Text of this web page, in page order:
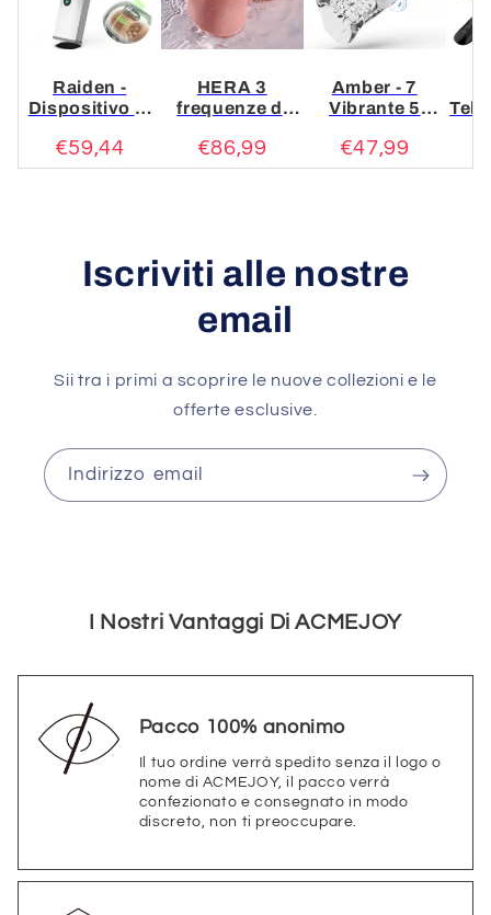
Raiden -
Dispositivo di
per pompini a
doppia testa 7
€59,44
HERA 3
frequenze di
frequenze di
vibrazione
€86,99
Amber - 7
Vibrante 5
Pompini
Masturbatore
€47,99
Iscriviti alle nostre
email
Sii tra i primi a scoprire le nuove collezioni e le
offerte esclusive.
Indirizzo email
I Nostri Vantaggi Di ACMEJOY
Pacco 100% anonimo
Il tuo ordine verrà spedito senza il logo o
nome di ACMEJOY, il pacco verrà
confezionato e consegnato in modo
discreto, non ti preoccupare.